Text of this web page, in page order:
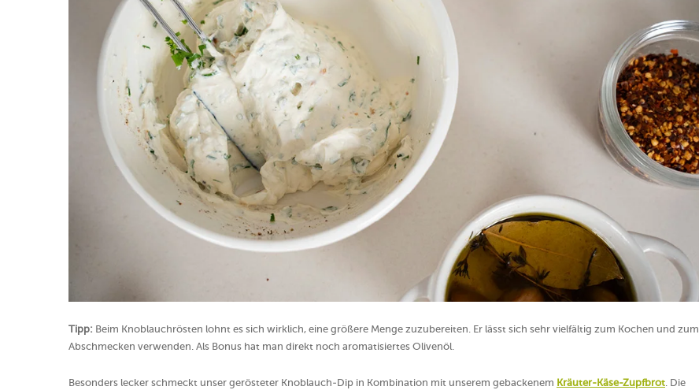
Tipp: Beim Knoblauchrösten lohnt es sich wirklich, eine größere Menge zuzubereiten. Er lässt sich sehr vielfältig zum Kochen und zum
Abschmecken verwenden. Als Bonus hat man direkt noch aromatisiertes Olivenöl.
Besonders lecker schmeckt unser gerösteter Knoblauch-Dip in Kombination mit unserem gebackenem Kräuter-Käse-Zupfbrot. Die